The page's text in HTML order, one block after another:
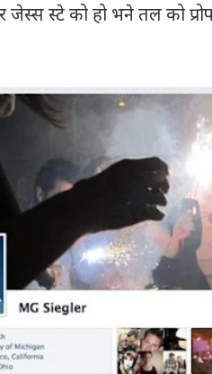
जेस्स स्टे को हो भने तल को